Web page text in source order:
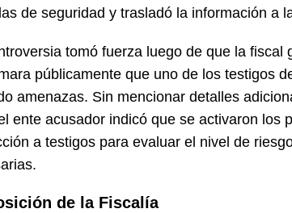
de seguridad y trasladó la información a
tomó fuerza luego de que la fiscal
públicamente que uno de los testigos
amenazas. Sin mencionar detalles
ente acusador indicó que se activaron los
a testigos para evaluar el nivel de
de la Fiscalía